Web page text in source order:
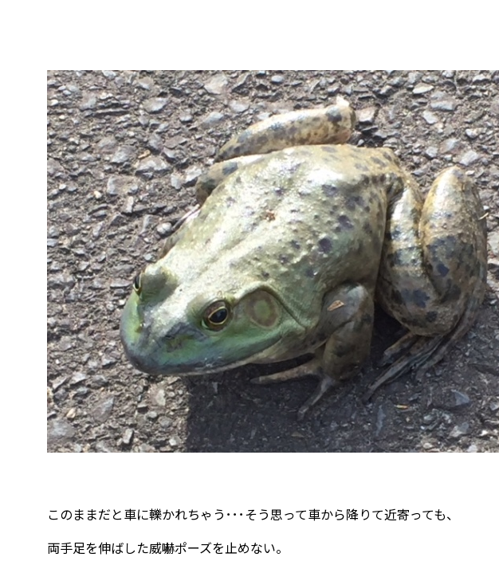
このままだと車に轢かれちゃう･･･そう思って車から降りて近寄っても、
両手足を伸ばした威嚇ポーズを止めない。